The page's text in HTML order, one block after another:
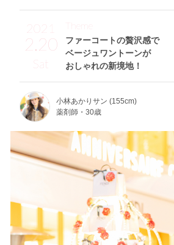
2.20
Sat
ファーコートの贅沢感で
ベージュワントーンが
おしゃれの新境地！
Theme
小林あかりサン (155cm)
薬剤師・30歳